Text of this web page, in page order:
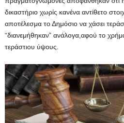
δικαστήριο χωρίς κανένα αντίθετο
αποτέλεσμα το Δημόσιο να χάσει
“διανεμήθηκαν” ανάλογα,αφού το
τεράστιου ύψους.